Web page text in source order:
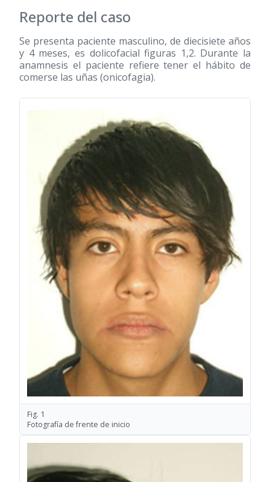
Reporte del caso
Se presenta paciente masculino, de diecisiete años
y 4 meses, es dolicofacial figuras 1,2. Durante la
anamnesis el paciente refiere tener el hábito de
comerse las uñas (onicofagia).
Fig. 1
Fotografía de frente de inicio